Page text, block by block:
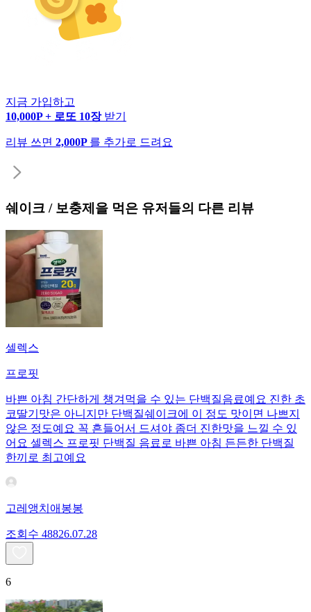
지금 가입하고
10,000P + 로또 10장 받기
리뷰 쓰면 2,000P 를 추가로 드려요
쉐이크 / 보충제 을 먹은 유저들의 다른 리뷰
셀렉스
프로핏
바쁜 아침 간단하게 챙겨먹을 수 있는 단백질음료예요 진한 초
코딸기맛은 아니지만 단백질쉐이크에 이 정도 맛이면 나쁘지
않은 정도예요 꼭 흔들어서 드셔야 좀더 진한맛을 느낄 수 있
어요 셀렉스 프로핏 단백질 음료로 바쁜 아침 든든한 단백질
한끼로 최고예요
고레앵치애봉봉
조회수 48826.07.28
6